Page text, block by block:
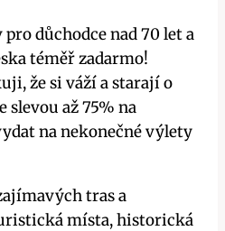
důchodce nad 70 let a
téměř zadarmo!
že si váží a starají o
slevou až 75% na
na nekonečné výlety
tras a
místa, historická